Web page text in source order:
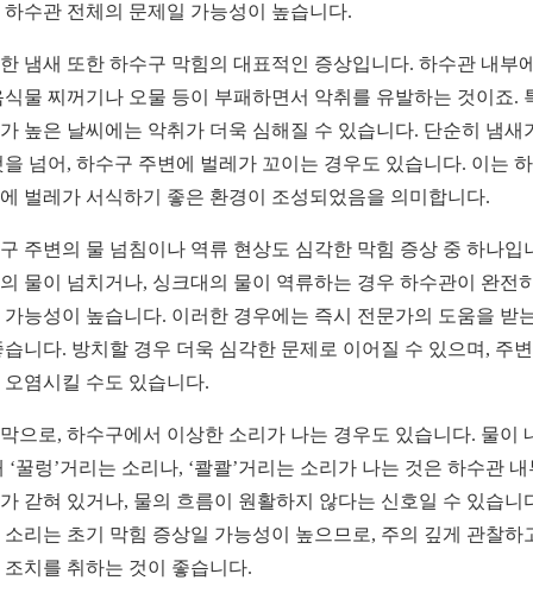
하수관 전체의 문제일 가능성이 높습니다.
냄새 또한 하수구 막힘의 대표적인 증상입니다. 하수관 내부
식물 찌꺼기나 오물 등이 부패하면서 악취를 유발하는 것이죠.
높은 날씨에는 악취가 더욱 심해질 수 있습니다. 단순히 냄새
을 넘어, 하수구 주변에 벌레가 꼬이는 경우도 있습니다. 이는
벌레가 서식하기 좋은 환경이 조성되었음을 의미합니다.
주변의 물 넘침이나 역류 현상도 심각한 막힘 증상 중 하나입
물이 넘치거나, 싱크대의 물이 역류하는 경우 하수관이 완전
가능성이 높습니다. 이러한 경우에는 즉시 전문가의 도움을 받
습니다. 방치할 경우 더욱 심각한 문제로 이어질 수 있으며, 주
오염시킬 수도 있습니다.
으로, 하수구에서 이상한 소리가 나는 경우도 있습니다. 물이
‘꿀렁’거리는 소리나, ‘콸콸’거리는 소리가 나는 것은 하수관
갇혀 있거나, 물의 흐름이 원활하지 않다는 신호일 수 있습니
소리는 초기 막힘 증상일 가능성이 높으므로, 주의 깊게 관찰하
조치를 취하는 것이 좋습니다.